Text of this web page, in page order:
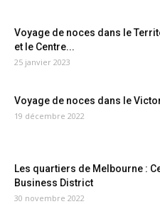
Voyage de noces dans le
et le Centre...
25 janvier 2023
Voyage de noces dans le
19 décembre 2022
Les quartiers de Melbourne :
Business District
30 novembre 2022